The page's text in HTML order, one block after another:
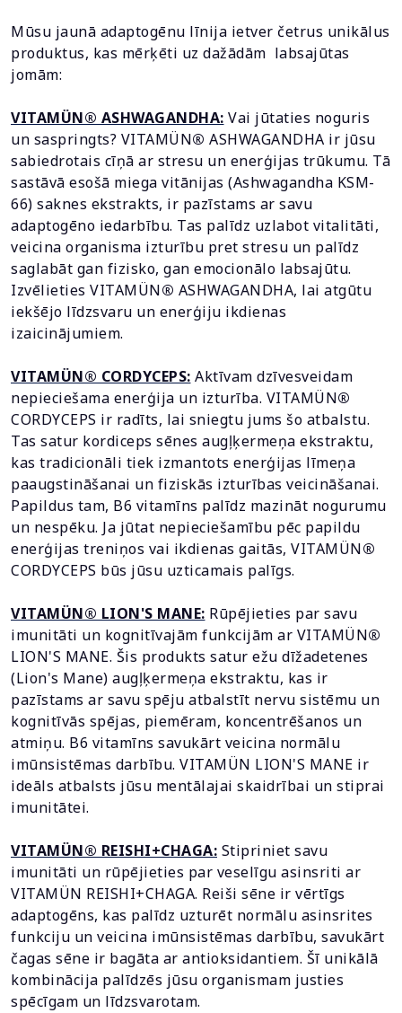
Mūsu jaunā adaptogēnu līnija ietver četrus unikālus
produktus, kas mērķēti uz dažādām labsajūtas
jomām:
VITAMÜN® ASHWAGANDHA: Vai jūtaties noguris
un saspringts? VITAMÜN® ASHWAGANDHA ir jūsu
sabiedrotais cīņā ar stresu un enerģijas trūkumu. Tā
sastāvā esošā miega vitānijas (Ashwagandha KSM-
66) saknes ekstrakts, ir pazīstams ar savu
adaptogēno iedarbību. Tas palīdz uzlabot vitalitāti,
veicina organisma izturību pret stresu un palīdz
saglabāt gan fizisko, gan emocionālo labsajūtu.
Izvēlieties VITAMÜN® ASHWAGANDHA, lai atgūtu
iekšējo līdzsvaru un enerģiju ikdienas
izaicinājumiem.
VITAMÜN® CORDYCEPS: Aktīvam dzīvesveidam
nepieciešama enerģija un izturība. VITAMÜN®
CORDYCEPS ir radīts, lai sniegtu jums šo atbalstu.
Tas satur kordiceps sēnes augļķermeņa ekstraktu,
kas tradicionāli tiek izmantots enerģijas līmeņa
paaugstināšanai un fiziskās izturības veicināšanai.
Papildus tam, B6 vitamīns palīdz mazināt nogurumu
un nespēku. Ja jūtat nepieciešamību pēc papildu
enerģijas treniņos vai ikdienas gaitās, VITAMÜN®
CORDYCEPS būs jūsu uzticamais palīgs.
VITAMÜN® LION'S MANE: Rūpējieties par savu
imunitāti un kognitīvajām funkcijām ar VITAMÜN®
LION'S MANE. Šis produkts satur ežu dīžadetenes
(Lion's Mane) augļķermeņa ekstraktu, kas ir
pazīstams ar savu spēju atbalstīt nervu sistēmu un
kognitīvās spējas, piemēram, koncentrēšanos un
atmiņu. B6 vitamīns savukārt veicina normālu
imūnsistēmas darbību. VITAMÜN LION'S MANE ir
ideāls atbalsts jūsu mentālajai skaidrībai un stiprai
imunitātei.
VITAMÜN® REISHI+CHAGA: Stipriniet savu
imunitāti un rūpējieties par veselīgu asinsriti ar
VITAMÜN REISHI+CHAGA. Reiši sēne ir vērtīgs
adaptogēns, kas palīdz uzturēt normālu asinsrites
funkciju un veicina imūnsistēmas darbību, savukārt
čagas sēne ir bagāta ar antioksidantiem. Šī unikālā
kombinācija palīdzēs jūsu organismam justies
spēcīgam un līdzsvarotam.